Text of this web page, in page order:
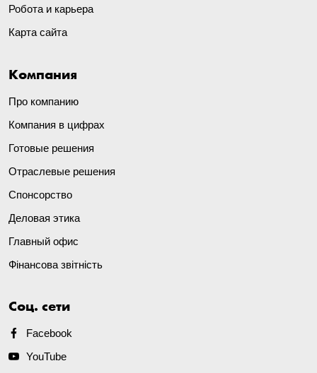
Робота и карьера
Карта сайта
Компания
Про компанию
Компания в цифрах
Готовые решения
Отраслевые решения
Спонсорство
Деловая этика
Главный офис
Фінансова звітність
Соц. сети
Facebook
YouTube